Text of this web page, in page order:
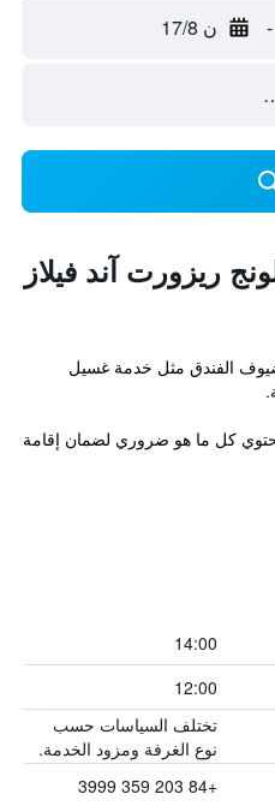
- ن 17/8
ريزورت آند فيلاز
الفندق مثل خدمة غسيل
كل منها تحتوي كل ما هو ضروري لضمان إقامة
14:00
12:00
تختلف السياسات حسب
نوع الغرفة ومزود الخدمة.
+84 203 359 3999